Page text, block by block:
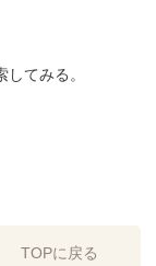
てみる。
TOPに戻る